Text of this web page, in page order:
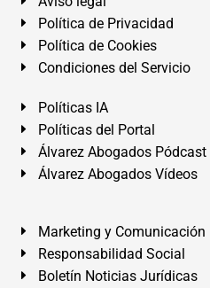
Política de Privacidad
Política de Cookies
Condiciones del Servicio
Políticas IA
Políticas del Portal
Álvarez Abogados Pódcast
Álvarez Abogados Vídeos
Marketing y Comunicación
Responsabilidad Social
Boletín Noticias Jurídicas